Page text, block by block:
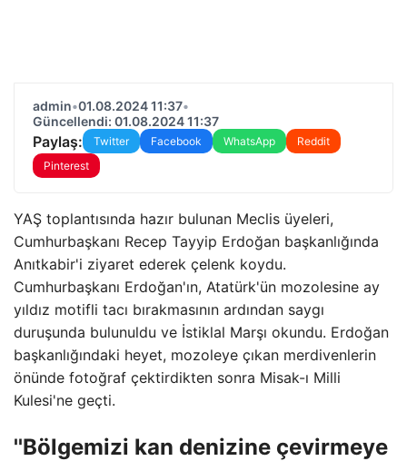
admin•01.08.2024 11:37•
Güncellendi: 01.08.2024 11:37
Paylaş: Twitter Facebook WhatsApp
Reddit
Pinterest
YAŞ toplantısında hazır bulunan Meclis üyeleri,
Cumhurbaşkanı Recep Tayyip Erdoğan başkanlığında
Anıtkabir'i ziyaret ederek çelenk koydu.
Cumhurbaşkanı Erdoğan'ın, Atatürk'ün mozolesine ay
yıldız motifli tacı bırakmasının ardından saygı
duruşunda bulunuldu ve İstiklal Marşı okundu. Erdoğan
başkanlığındaki heyet, mozoleye çıkan merdivenlerin
önünde fotoğraf çektirdikten sonra Misak-ı Milli
Kulesi'ne geçti.
''Bölgemizi kan denizine çevirmeye